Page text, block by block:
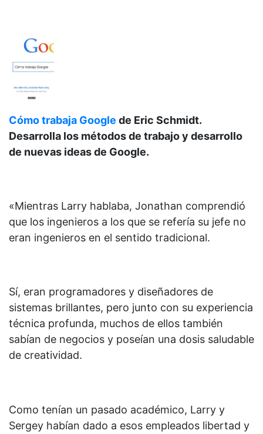
Cómo trabaja Google de Eric Schmidt.
Desarrolla los métodos de trabajo y desarrollo
de nuevas ideas de Google.
«Mientras Larry hablaba, Jonathan comprendió
que los ingenieros a los que se refería su jefe no
eran ingenieros en el sentido tradicional.
Sí, eran programadores y diseñadores de
sistemas brillantes, pero junto con su experiencia
técnica profunda, muchos de ellos también
sabían de negocios y poseían una dosis saludable
de creatividad.
Como tenían un pasado académico, Larry y
Sergey habían dado a esos empleados libertad y